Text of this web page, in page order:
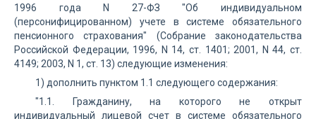
1996 года N 27-ФЗ "Об индивидуальном
(персонифицированном) учете в системе обязательного
пенсионного страхования" (Собрание законодательства
Российской Федерации, 1996, N 14, ст. 1401; 2001, N 44, ст.
4149; 2003, N 1, ст. 13) следующие изменения:
1) дополнить пунктом 1.1 следующего содержания:
"1.1. Гражданину, на которого не открыт
индивидуальный лицевой счет в системе обязательного